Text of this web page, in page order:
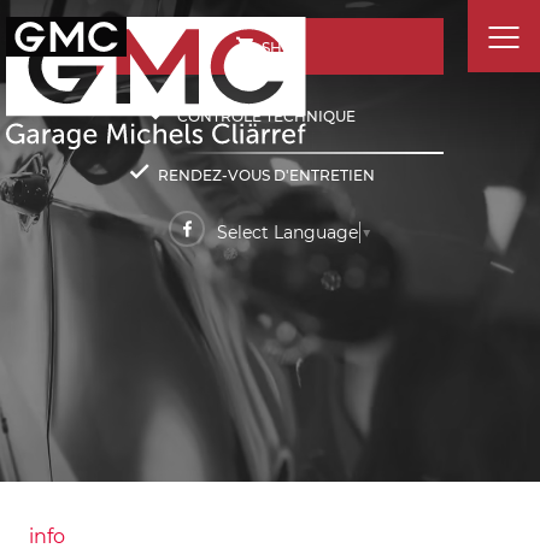
SHOP
CONTRÔLE TECHNIQUE
RENDEZ-VOUS D'ENTRETIEN
Select Language ▼
info